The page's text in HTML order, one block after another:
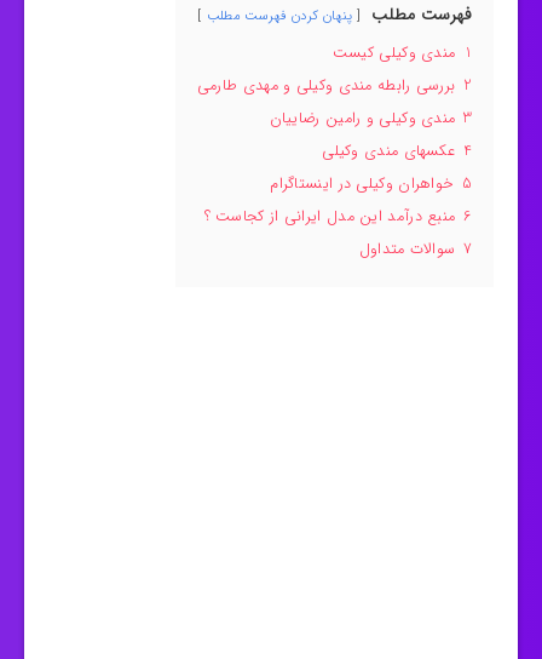
فهرست مطلب پنهان کردن فهرست مطلب
1 مندی وکیلی کیست
2 بررسی رابطه مندی وکیلی و مهدی طارمی
3 مندی وکیلی و رامین رضاییان
4 عکسهای مندی وکیلی
5 خواهران وکیلی در اینستاگرام
6 منبع درآمد این مدل ایرانی از کجاست ؟
7 سوالات متداول